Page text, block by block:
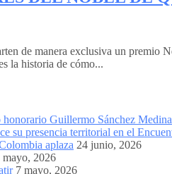
de manera exclusiva un
la historia de cómo...
Guillermo Sánchez Medina
su presencia territorial en el
aplaza 24 junio, 2026
mayo, 2026
7 mayo, 2026